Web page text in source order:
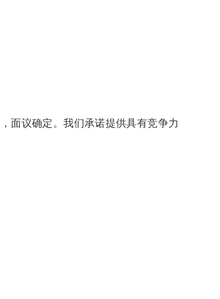
面议确定。我们承诺提供具有竞争力